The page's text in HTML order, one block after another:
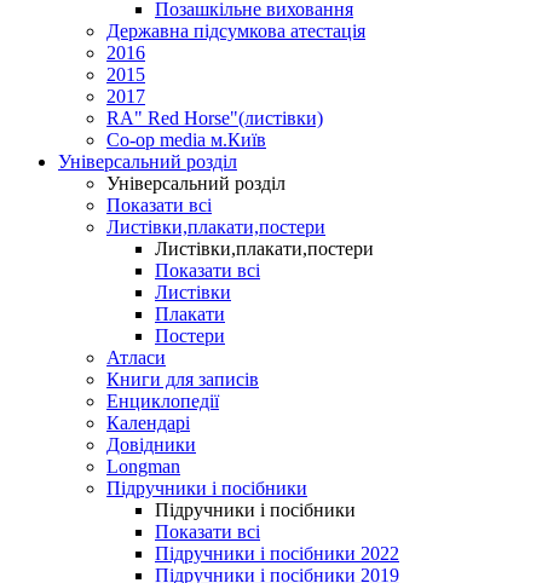
Позашкільне виховання
Державна підсумкова атестація
2016
2015
2017
RA" Red Horse"(листівки)
Co-op media м.Київ
Універсальний розділ
Універсальний розділ
Показати всі
Листівки,плакати,постери
Листівки,плакати,постери
Показати всі
Листівки
Плакати
Постери
Атласи
Книги для записів
Енциклопедії
Календарі
Довідники
Longman
Підручники і посібники
Підручники і посібники
Показати всі
Підручники і посібники 2022
Підручники і посібники 2019